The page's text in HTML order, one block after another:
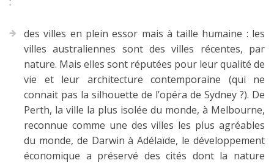
des villes en plein essor mais à taille humaine : les
villes australiennes sont des villes récentes, par
nature. Mais elles sont réputées pour leur qualité de
vie et leur architecture contemporaine (qui ne
connait pas la silhouette de l’opéra de Sydney ?). De
Perth, la ville la plus isolée du monde, à Melbourne,
reconnue comme une des villes les plus agréables
du monde, de Darwin à Adélaïde, le développement
économique a préservé des cités dont la nature